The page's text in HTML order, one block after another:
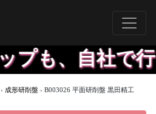
自社で行う
› 成形研削盤 › B003026 平面研削盤 黒田精工